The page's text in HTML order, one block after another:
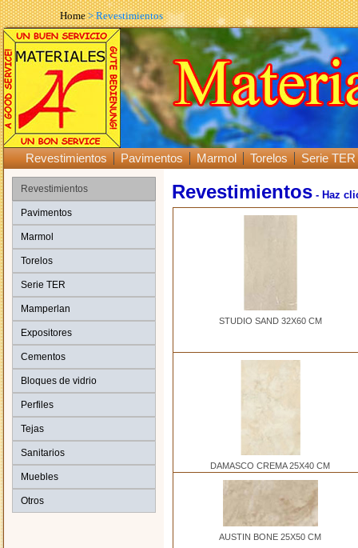
Home> Revestimientos
Revestimientos Pavimentos Marmol Torelos Serie TER
Revestimientos
Pavimentos
Marmol
Torelos
Serie TER
Mamperlan
Expositores
Cementos
Bloques de vidrio
Perfiles
Tejas
Sanitarios
Muebles
Otros
Revestimientos - Haz
STUDIO SAND 32X60 CM
DAMASCO CREMA 25X40 CM
AUSTIN BONE 25X50 CM